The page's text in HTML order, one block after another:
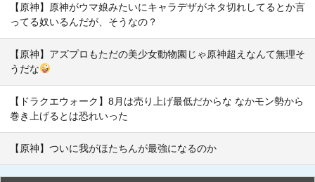
【原神】原神がウマ娘みたいにキャラデザがネタ切れしてるとか言
ってる奴いるんだが、そうなの？
【原神】アズプロもただの美少女動物園じゃ原神超えなんて無理そ
うだな
【ドラクエウォーク】8月は売り上げ最低だからな なかモン勢から
巻き上げるとは恐れいった
【原神】ついに我がほたちんが最強になるのか